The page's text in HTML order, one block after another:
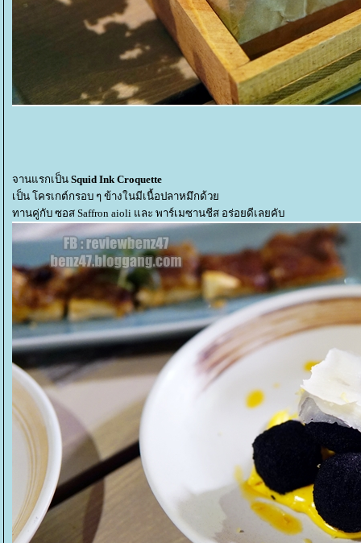
จานแรกเป็น Squid Ink Croquette
เป็น โครเกต์กรอบ ๆ ข้างในมีเนื้อปลาหมึกด้ว
ทานคู่กับ ซอส Saffron aioli และ พาร์เมซานชีส อร่อยดีเลยคับ